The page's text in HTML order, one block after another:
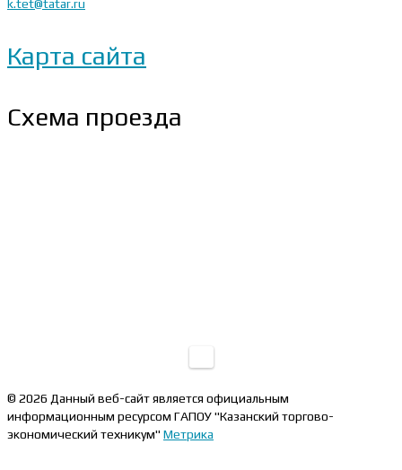
k.tet@tatar.ru
Карта сайта
Схема проезда
© 2026 Данный веб-сайт является официальным
информационным ресурсом ГАПОУ "Казанский торгово-
экономический техникум" Метрика